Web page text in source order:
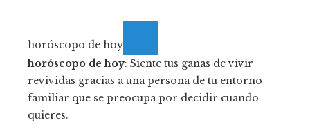
horóscopo de hoy
horóscopo de hoy: Siente tus ganas de vivir
revividas gracias a una persona de tu entorno
familiar que se preocupa por decidir cuando
quieres.